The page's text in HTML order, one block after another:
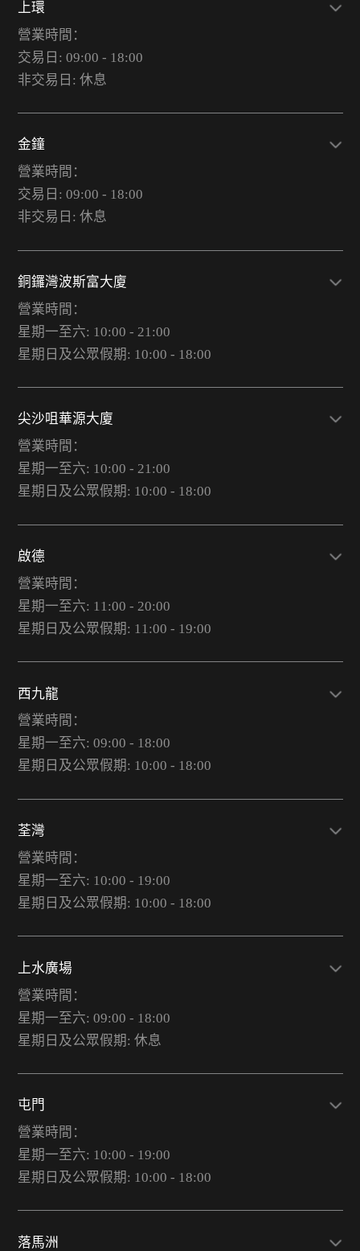
上環
營業時間：
交易日: 09:00 - 18:00
非交易日: 休息
金鐘
營業時間：
交易日: 09:00 - 18:00
非交易日: 休息
銅鑼灣波斯富大廈
營業時間：
星期一至六: 10:00 - 21:00
星期日及公眾假期: 10:00 - 18:00
尖沙咀華源大廈
營業時間：
星期一至六: 10:00 - 21:00
星期日及公眾假期: 10:00 - 18:00
啟德
營業時間：
星期一至六: 11:00 - 20:00
星期日及公眾假期: 11:00 - 19:00
西九龍
營業時間：
星期一至六: 09:00 - 18:00
星期日及公眾假期: 10:00 - 18:00
荃灣
營業時間：
星期一至六: 10:00 - 19:00
星期日及公眾假期: 10:00 - 18:00
上水廣場
營業時間：
星期一至六: 09:00 - 18:00
星期日及公眾假期: 休息
屯門
營業時間：
星期一至六: 10:00 - 19:00
星期日及公眾假期: 10:00 - 18:00
落馬洲